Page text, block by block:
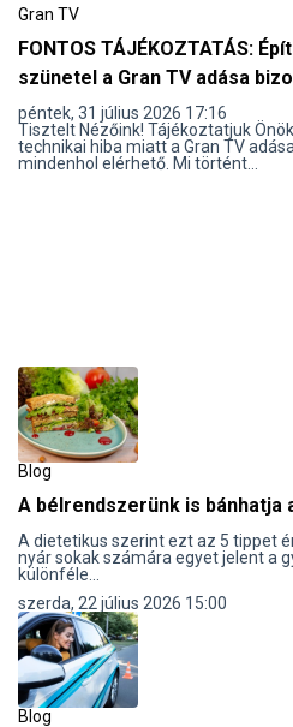
Gran TV
FONTOS TÁJÉKOZTATÁS:
szünetel a Gran TV adása
péntek, 31 július 2026 17:16
Tisztelt Nézőink! Tájékoztatjuk
technikai hiba miatt a Gran TV
mindenhol elérhető. Mi történt...
Blog
A bélrendszerünk is bánhatja
A dietetikus szerint ezt az 5 tippet
nyár sokak számára egyet jelent a
különféle...
szerda, 22 július 2026 15:00
Blog